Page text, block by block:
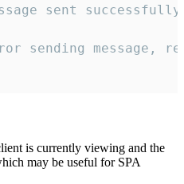
sent
sending message,
is currently viewing and the
may be useful for SPA